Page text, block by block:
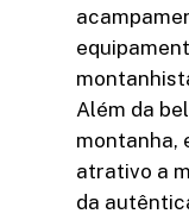
Além da
montanha,
atrativo a
da